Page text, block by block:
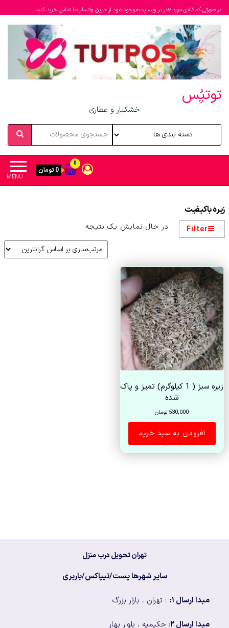
در صورتی که کالای مورد نظر در وبسایت موجود نبود از طریق واتساپ یا تماس خرید کنید
توتپُس
خشکبار و عطاری
MENU
0
0 تومان
زیره باکیفیت
Filter در حال نمایش یک نتیجه
زیره سبز ( 1 کیلوگرم) تمیز و پاک
شده
530,000 تومان
افزودن به سبد خرید
تهران تحویل درب منزل
سایر شهرها پست/تیپاکس/باربری
مبدا ارسال ۱: : تهران ، بازار بزرگ
مبدا ارسال ۲ : حکیمیه ، بلوار بهار